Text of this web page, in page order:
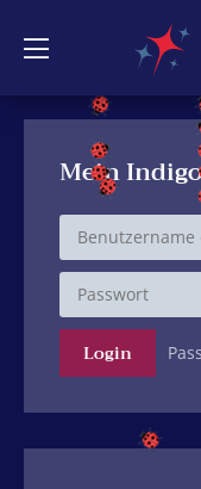
Mein